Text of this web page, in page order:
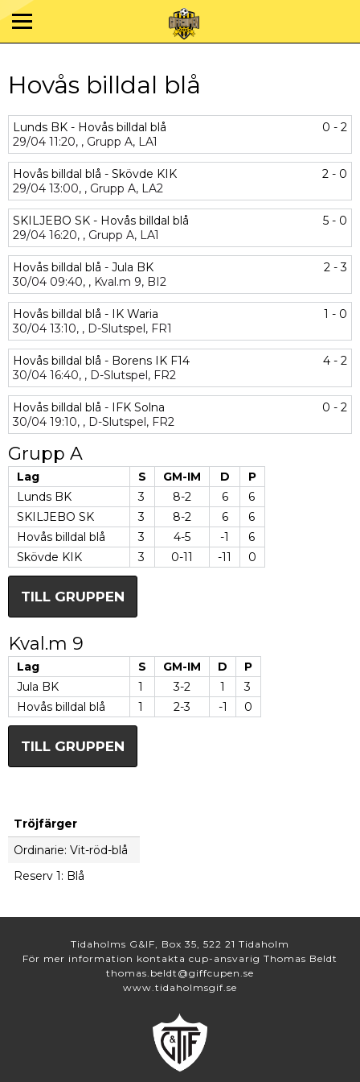
Hovås billdal blå
Lunds BK - Hovås billdal blå
0 - 2
29/04 11:20, , Grupp A, LA1
Hovås billdal blå - Skövde KIK
2 - 0
29/04 13:00, , Grupp A, LA2
SKILJEBO SK - Hovås billdal blå
5 - 0
29/04 16:20, , Grupp A, LA1
Hovås billdal blå - Jula BK
2 - 3
30/04 09:40, , Kval.m 9, BI2
Hovås billdal blå - IK Waria
1 - 0
30/04 13:10, , D-Slutspel, FR1
Hovås billdal blå - Borens IK F14
4 - 2
30/04 16:40, , D-Slutspel, FR2
Hovås billdal blå - IFK Solna
0 - 2
30/04 19:10, , D-Slutspel, FR2
Grupp A
Lag S GM-IM D
P
Lunds BK
3 8-2 6
6
SKILJEBO SK
3 8-2 6
6
Hovås billdal blå
3 4-5 -1
6
Skövde KIK
3 0-11 -11 0
TILL GRUPPEN
Kval.m 9
Lag S GM-IM D
P
Jula BK
1 3-2 1
3
Hovås billdal blå
1 2-3 -1 0
TILL GRUPPEN
Tröjfärger
Ordinarie: Vit-röd-blå
Reserv 1: Blå
Tidaholms G&IF, Box 35, 522 21 Tidaholm
För mer information kontakta cup-ansvarig Thomas Beldt
thomas.beldt@giffcupen.se
www.tidaholmsgif.se